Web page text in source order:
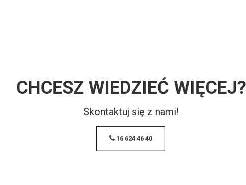
CHCESZ WIEDZIEĆ WIĘCEJ?
Skontaktuj się z nami!
16 624 46 40